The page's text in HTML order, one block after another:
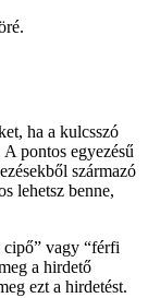
ha a kulcsszó
pontos egyezésű
származó
lehetsz benne,
vagy “férfi
a hirdető
ezt a hirdetést.